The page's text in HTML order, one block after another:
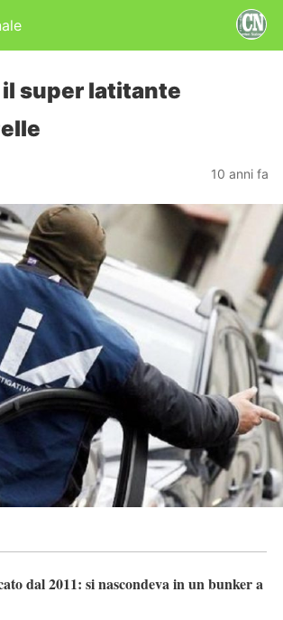
super latitante
10 anni fa
dal 2011: si nascondeva in un bunker a